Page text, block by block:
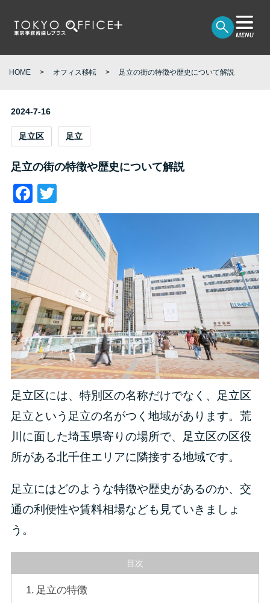
HOME オフィス移転 足立の街の特徴や歴史について解説
2024-7-16
足立区 足立
足立の街の特徴や歴史について解説
Facebook
足立区には、特別区の名称だけでなく、足立区
足立という足立の名がつく地域があります。荒
川に面した埼玉県寄りの場所で、足立区の区役
所がある北千住エリアに隣接する地域です。
足立にはどのような特徴や歴史があるのか、交
通の利便性や賃料相場なども見ていきましょ
う。
目次
足立の特徴